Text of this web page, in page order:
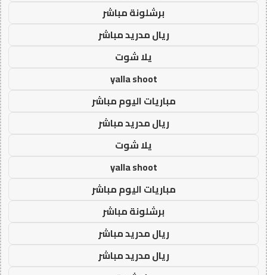
برشلونة مباشر
ريال مدريد مباشر
يلا شوت
yalla shoot
مباريات اليوم مباشر
ريال مدريد مباشر
يلا شوت
yalla shoot
مباريات اليوم مباشر
برشلونة مباشر
ريال مدريد مباشر
ريال مدريد مباشر